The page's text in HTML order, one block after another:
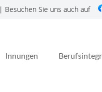
| Besuchen Sie uns auch auf
Innungen